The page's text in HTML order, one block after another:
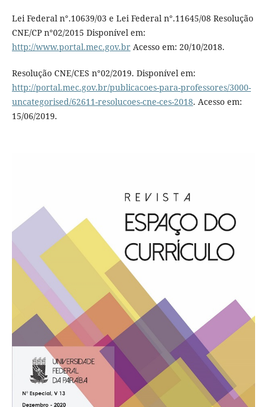
Lei Federal n°.10639/03 e Lei Federal n°.11645/08 Resolução
CNE/CP n°02/2015 Disponível em:
http://www.portal.mec.gov.brAcesso em: 20/10/2018.
Resolução CNE/CES n°02/2019. Disponível em:
http://portal.mec.gov.br/publicacoes-para-professores/3000-
uncategorised/62611-resolucoes-cne-ces-2018. Acesso em:
15/06/2019.